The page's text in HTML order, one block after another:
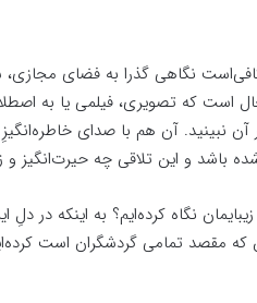
نگاهی گذرا به فضای
است که تصویری، فیلمی یا به
نبینید. آن هم با صدای
باشد و این تلاقی چه حیرت‌انگیز و
نگاه کرده‌ایم؟ به اینکه
که مقصد تمامی گردشگران است